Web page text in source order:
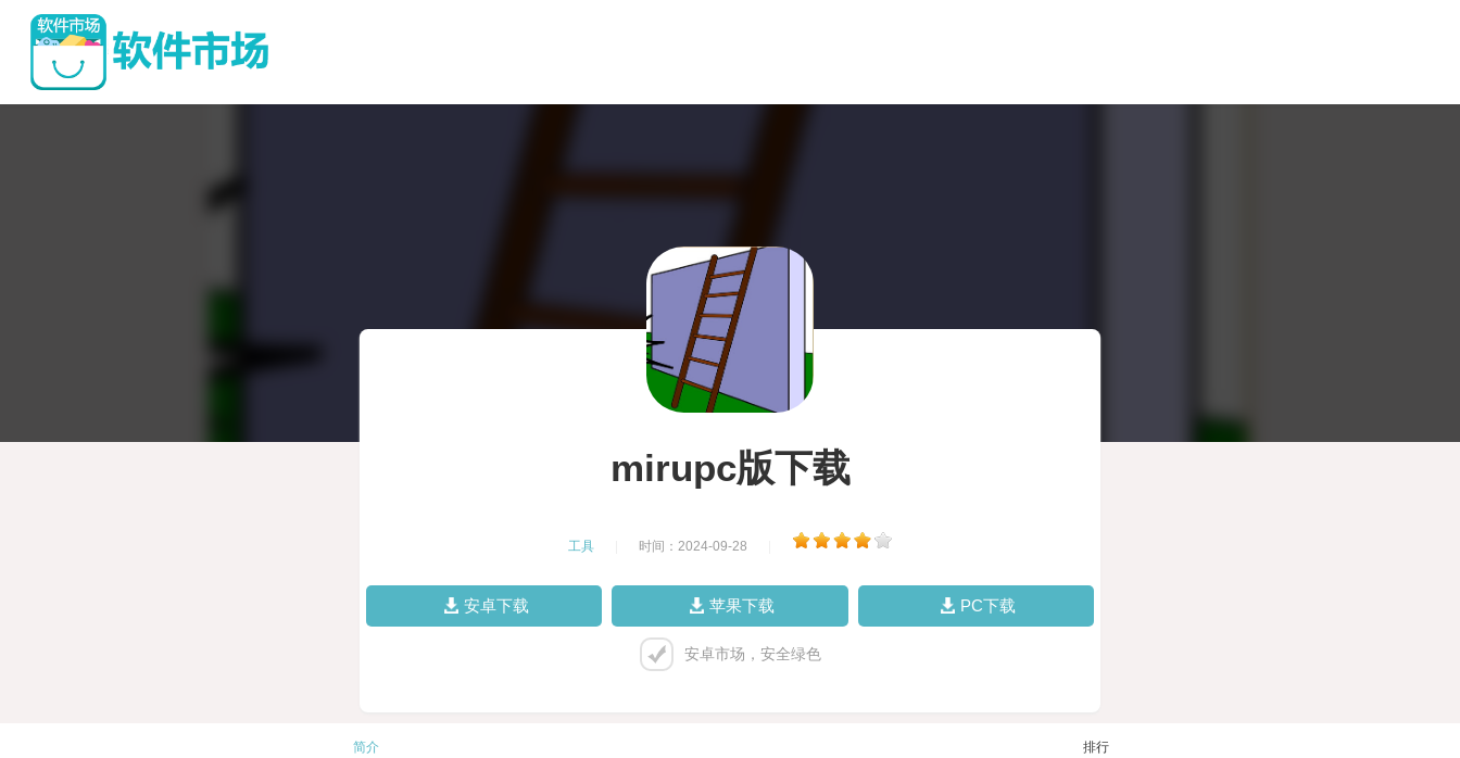
mirupc版下载
工具 时间：2024-09-28
安卓下载 苹果下载 PC下载
安卓市场，安全绿色
简介 排行